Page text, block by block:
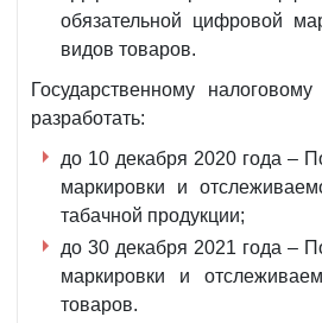
обязательной цифровой
видов товаров.
Государственному
разработать:
до 10 декабря 2020 года –
маркировки и
табачной продукции;
до 30 декабря 2021 года –
маркировки и
товаров.